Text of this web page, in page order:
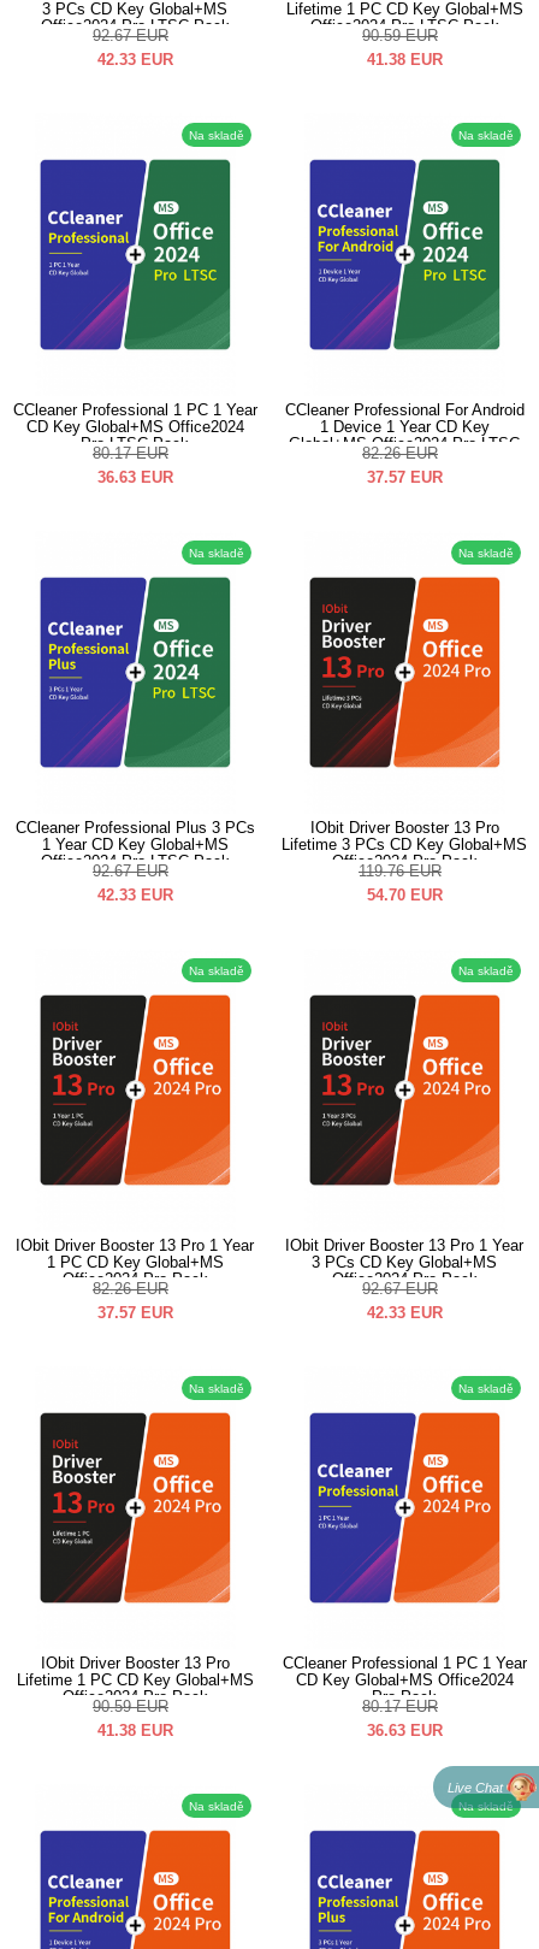
3 PCs CD Key Global+MS
Office2024 Pro LTSC Pack
92.67 EUR
42.33 EUR
Lifetime 1 PC CD Key Global+MS
Office2024 Pro LTSC Pack
90.59 EUR
41.38 EUR
Na skladě
CCleaner Professional 1 PC 1 Year
CD Key Global+MS Office2024
Pro LTSC Pack
80.17 EUR
36.63 EUR
Na skladě
CCleaner Professional For Android
1 Device 1 Year CD Key
Global+MS Office2024 Pro LTSC
Pack
82.26 EUR
37.57 EUR
Na skladě
CCleaner Professional Plus 3 PCs
1 Year CD Key Global+MS
Office2024 Pro LTSC Pack
92.67 EUR
42.33 EUR
Na skladě
IObit Driver Booster 13 Pro
Lifetime 3 PCs CD Key Global+MS
Office2024 Pro Pack
119.76 EUR
54.70 EUR
Na skladě
IObit Driver Booster 13 Pro 1 Year
1 PC CD Key Global+MS
Office2024 Pro Pack
82.26 EUR
37.57 EUR
Na skladě
IObit Driver Booster 13 Pro 1 Year
3 PCs CD Key Global+MS
Office2024 Pro Pack
92.67 EUR
42.33 EUR
Na skladě
IObit Driver Booster 13 Pro
Lifetime 1 PC CD Key Global+MS
Office2024 Pro Pack
90.59 EUR
41.38 EUR
Na skladě
CCleaner Professional 1 PC 1 Year
CD Key Global+MS Office2024
Pro Pack
80.17 EUR
36.63 EUR
Na skladě Na skladě
Live Chat